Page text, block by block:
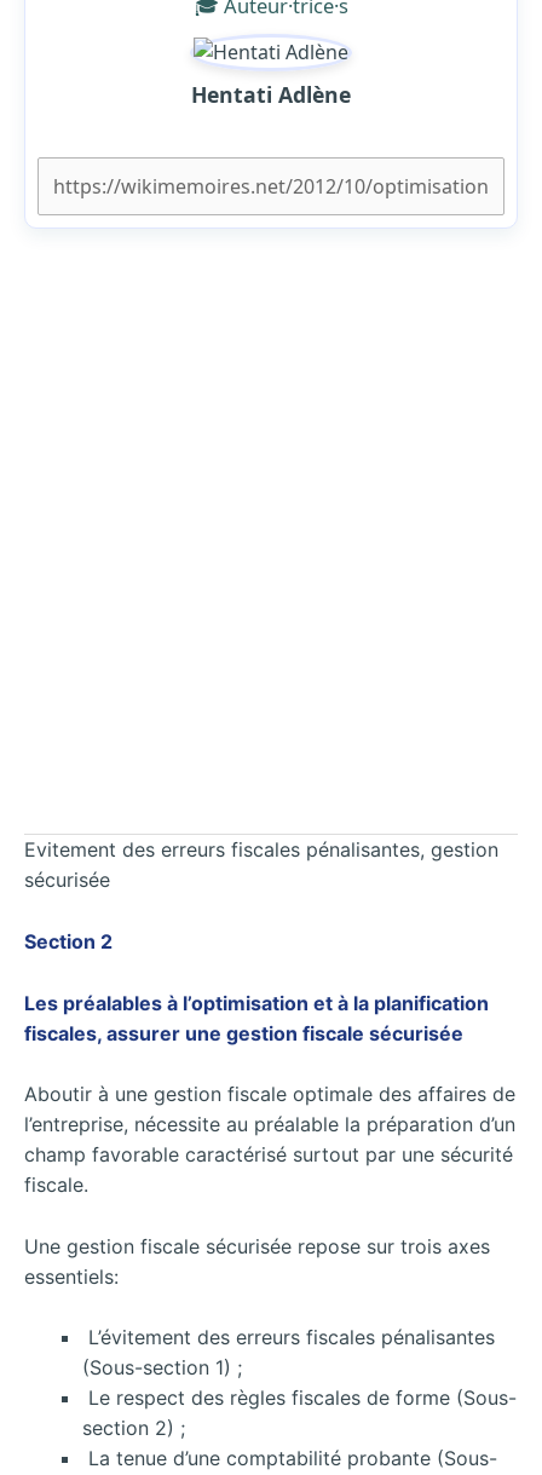
🎓 Auteur·trice·s
Hentati Adlène
Evitement des erreurs fiscales pénalisantes, gestion
sécurisée
Section 2
Les préalables à l’optimisation et à la planification
fiscales, assurer une gestion fiscale sécurisée
Aboutir à une gestion fiscale optimale des affaires de
l’entreprise, nécessite au préalable la préparation d’un
champ favorable caractérisé surtout par une sécurité
fiscale.
Une gestion fiscale sécurisée repose sur trois axes
essentiels:
L’évitement des erreurs fiscales pénalisantes
(Sous-section 1) ;
Le respect des règles fiscales de forme (Sous-
section 2) ;
La tenue d’une comptabilité probante (Sous-